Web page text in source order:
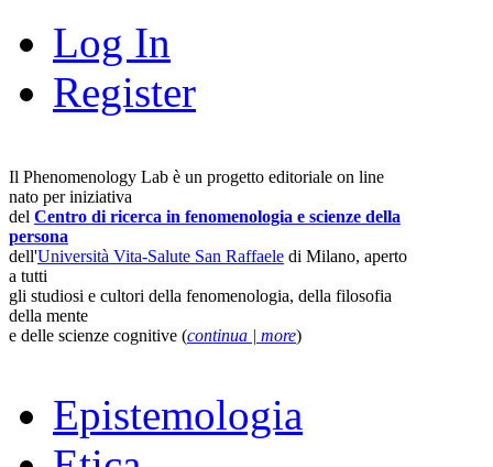
Log In
Register
Il Phenomenology Lab è un progetto editoriale on line
nato per iniziativa
del Centro di ricerca in fenomenologia e scienze della
persona
dell'Università Vita-Salute San Raffaele di Milano, aperto
a tutti
gli studiosi e cultori della fenomenologia, della filosofia
della mente
e delle scienze cognitive (continua | more)
Epistemologia